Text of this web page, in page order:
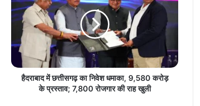
छत्तीसगढ़
का
धमाका,
9,580
करोड़
के
प्रस्ताव;हैदराबाद में छत्तीसगढ़ का निवेश धमाका, 9,580 करोड़
के प्रस्ताव; 7,800 रोजगार की राह खुली